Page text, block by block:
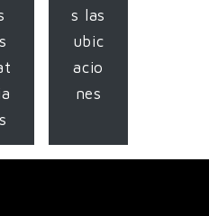
s las
ubic
acio
nes